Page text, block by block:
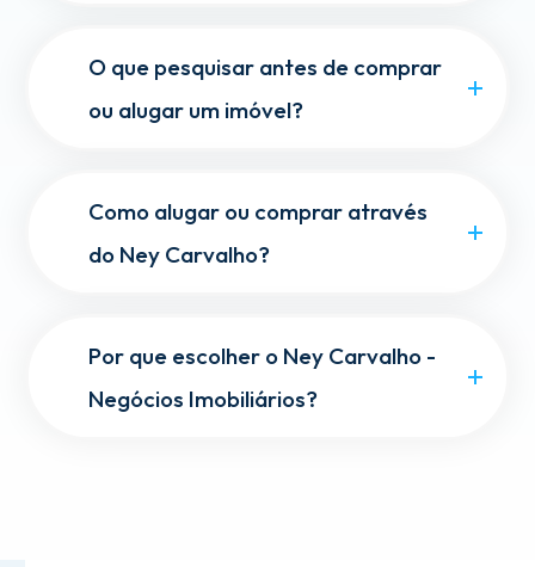
O que pesquisar antes de comprar
ou alugar um imóvel?
Como alugar ou comprar através
do Ney Carvalho?
Por que escolher o Ney Carvalho -
Negócios Imobiliários?